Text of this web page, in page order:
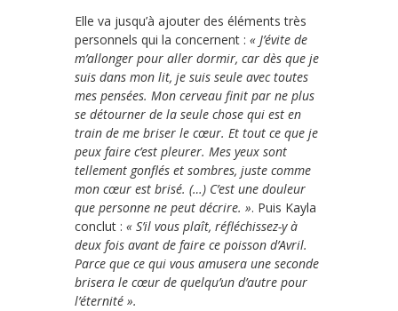
Elle va jusqu’à ajouter des éléments très
personnels qui la concernent : « J’évite de
m’allonger pour aller dormir, car dès que je
suis dans mon lit, je suis seule avec toutes
mes pensées. Mon cerveau finit par ne plus
se détourner de la seule chose qui est en
train de me briser le cœur. Et tout ce que je
peux faire c’est pleurer. Mes yeux sont
tellement gonflés et sombres, juste comme
mon cœur est brisé. (…) C’est une douleur
que personne ne peut décrire. ». Puis Kayla
conclut : « S’il vous plaît, réfléchissez-y à
deux fois avant de faire ce poisson d’Avril.
Parce que ce qui vous amusera une seconde
brisera le cœur de quelqu’un d’autre pour
l’éternité ».